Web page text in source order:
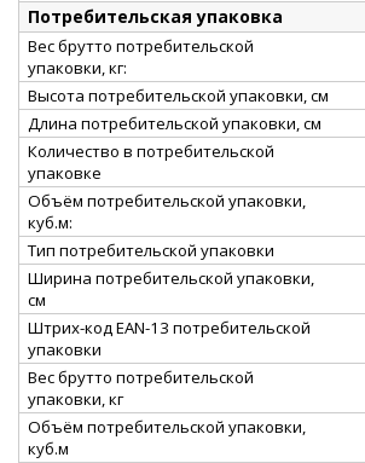
Потребительская упаковка
Вес брутто потребительской
упаковки, кг:
Высота потребительской упаковки, см
Длина потребительской упаковки, см
Количество в потребительской
упаковке
Объём потребительской упаковки,
куб.м:
Тип потребительской упаковки
Ширина потребительской упаковки,
см
Штрих-код EAN-13 потребительской
упаковки
Вес брутто потребительской
упаковки, кг
Объём потребительской упаковки,
куб.м